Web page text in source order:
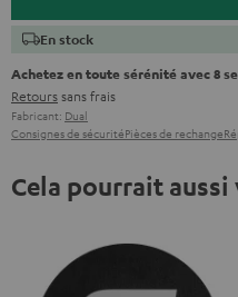
En stock
Achetez en toute sérénité avec 8
Retourssans frais
Fabricant: Dual
Consignes de sécuritéPièces de rechange
Cela pourrait